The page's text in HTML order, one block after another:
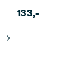
133,-